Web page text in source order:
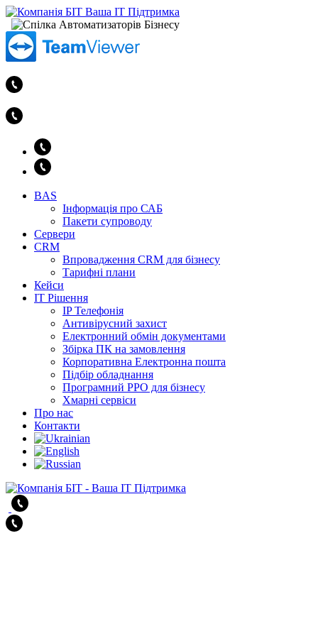
BAS
Інформація про САБ
Пакети супроводу
Сервери
CRM
Впровадження CRM для бізнесу
Тарифні плани
Кейси
ІТ Рішення
IP Телефонія
Антивірусний захист
Електронний обмін документами
Збірка ПК на замовлення
Корпоративна Електронна пошта
Підбір обладнання
Програмний РРО для бізнесу
Хмарні сервіси
Про нас
Контакти